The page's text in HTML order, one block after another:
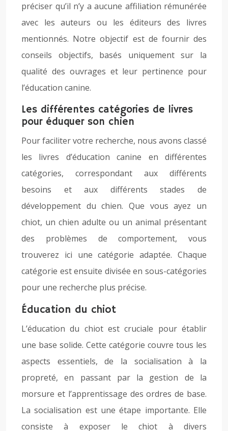
préciser qu’il n’y a aucune affiliation rémunérée
avec les auteurs ou les éditeurs des livres
mentionnés. Notre objectif est de fournir des
conseils objectifs, basés uniquement sur la
qualité des ouvrages et leur pertinence pour
l’éducation canine.
Les différentes catégories de livres
pour éduquer son chien
Pour faciliter votre recherche, nous avons classé
les livres d’éducation canine en différentes
catégories, correspondant aux différents
besoins et aux différents stades de
développement du chien. Que vous ayez un
chiot, un chien adulte ou un animal présentant
des problèmes de comportement, vous
trouverez ici une catégorie adaptée. Chaque
catégorie est ensuite divisée en sous-catégories
pour une recherche plus précise.
Éducation du chiot
L’éducation du chiot est cruciale pour établir
une base solide. Cette catégorie couvre tous les
aspects essentiels, de la socialisation à la
propreté, en passant par la gestion de la
morsure et l’apprentissage des ordres de base.
La socialisation est une étape importante. Elle
consiste à exposer le chiot à divers